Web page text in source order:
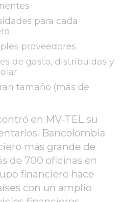
para cada
proveedores
de gasto, distribuidas y
tamaño (más de
en MV-TEL su
Bancolombia
más grande de
de 700 oficinas en
financiero hace
con un amplio